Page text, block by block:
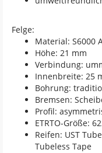
Felge:
Material: S6000
Höhe: 21 mm
Verbindung:
Innenbreite: 25
Bohrung:
Bremsen:
Profil:
ETRTO-Größe:
Reifen: UST
Tubeless Tape